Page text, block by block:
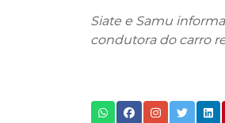
Siate e Samu
condutora do carro